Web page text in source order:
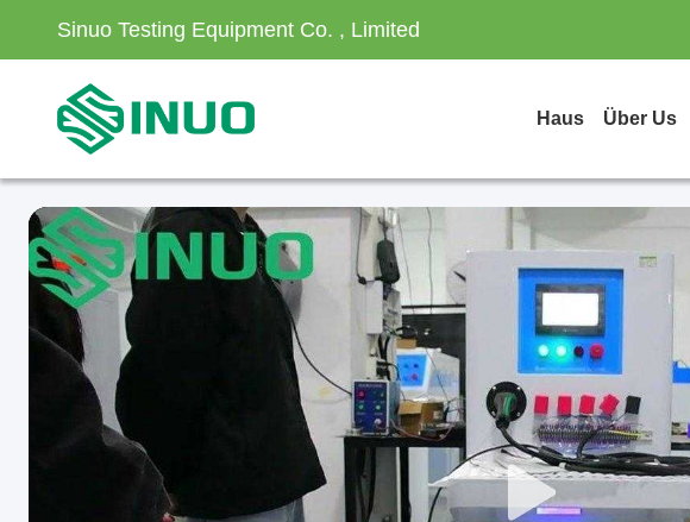
Sinuo Testing Equipment Co. , Limited
Haus Über Us